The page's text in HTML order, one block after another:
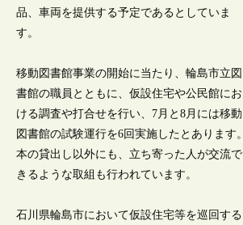
品、車両を提供する予定であるとしていま
す。
移動図書館事業の開始に当たり、輪島市立図
書館の職員とともに、仮設住宅や公民館にお
ける調査や打合せを行い、7月と8月には移動
図書館の試験運行を6回実施したとあります。
本の貸出し以外にも、立ち寄った人が交流で
きるような取組も行われています。
石川県輪島市において仮設住宅等を巡回する